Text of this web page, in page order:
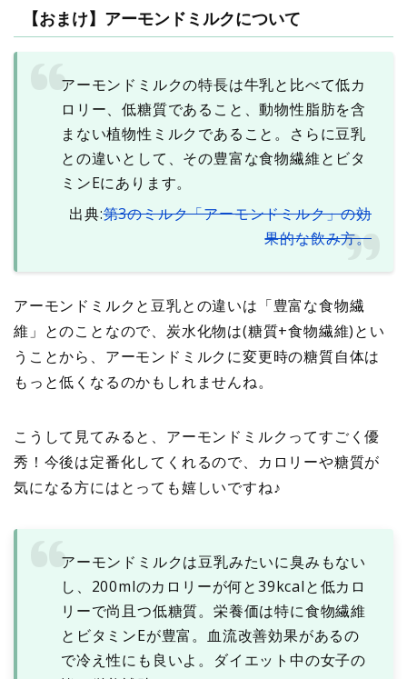
【おまけ】アーモンドミルクについて
アーモンドミルクの特⻑は牛乳と比べて低カ
ロリー、低糖質であること、動物性脂肪を含
まない植物性ミルクであること。さらに豆乳
との違いとして、その豊富な食物繊維とビタ
ミンEにあります。
出典:第3のミルク「アーモンドミルク」の効
果的な飲み方。
アーモンドミルクと豆乳との違いは「豊富な食物繊
維」とのことなので、炭水化物は(糖質+食物繊維)とい
うことから、 アーモンドミルクに変更時の糖質自体は
もっと低くなるのかもしれませんね。
こうして見てみると、アーモンドミルクってすごく優
秀！今後は定番化してくれるので、カロリーや糖質が
気になる方にはとっても嬉しいですね♪
アーモンドミルクは豆乳みたいに臭みもない
し、200mlのカロリーが何と39kcalと低カロ
リーで尚且つ低糖質。栄養価は特に食物繊維
とビタミンEが豊富。血流改善効果があるの
で冷え性にも良いよ。ダイエット中の女子の